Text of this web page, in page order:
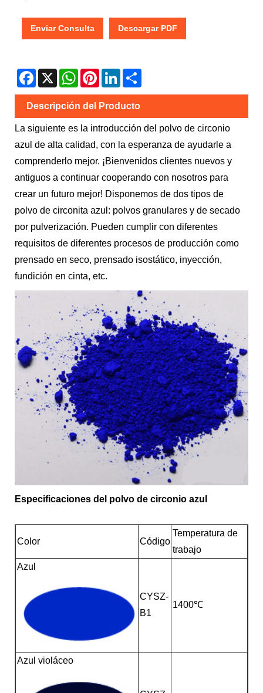
Enviar Consulta Descargar PDF
Facebook
X WhatsAppPinterestLinkedIn
Descripción del Producto
La siguiente es la introducción del polvo de circonio
azul de alta calidad, con la esperanza de ayudarle a
comprenderlo mejor. ¡Bienvenidos clientes nuevos y
antiguos a continuar cooperando con nosotros para
crear un futuro mejor! Disponemos de dos tipos de
polvo de circonita azul: polvos granulares y de secado
por pulverización. Pueden cumplir con diferentes
requisitos de diferentes procesos de producción como
prensado en seco, prensado isostático, inyección,
fundición en cinta, etc.
Especificaciones del polvo de circonio azul
Color Código
Temperatura de
trabajo
Azul
CYSZ-
B1
1400℃
Azul violáceo